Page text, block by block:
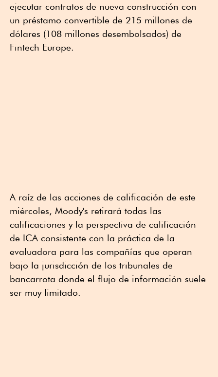
ejecutar contratos de nueva construcción con
un préstamo convertible de 215 millones de
dólares (108 millones desembolsados) de
Fintech Europe.
A raíz de las acciones de calificación de este
miércoles, Moody's retirará todas las
calificaciones y la perspectiva de calificación
de ICA consistente con la práctica de la
evaluadora para las compañías que operan
bajo la jurisdicción de los tribunales de
bancarrota donde el flujo de información suele
ser muy limitado.